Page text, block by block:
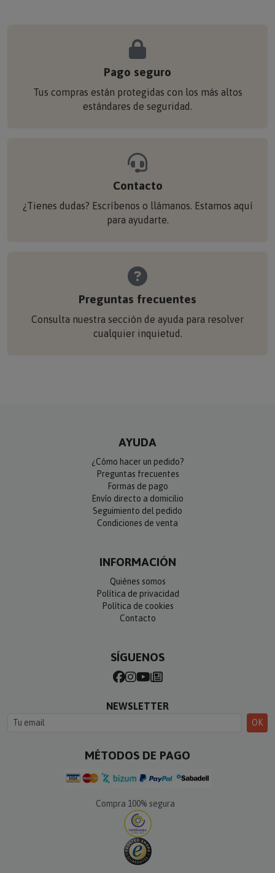
Pago seguro
Tus compras están protegidas con los más altos
estándares de seguridad.
Contacto
¿Tienes dudas? Escríbenos o llámanos. Estamos aquí
para ayudarte.
Preguntas frecuentes
Consulta nuestra sección de ayuda para resolver
cualquier inquietud.
AYUDA
¿Cómo hacer un pedido?
Preguntas frecuentes
Formas de pago
Envío directo a domicilio
Seguimiento del pedido
Condiciones de venta
INFORMACIÓN
Quiénes somos
Política de privacidad
Política de cookies
Contacto
SÍGUENOS
NEWSLETTER
OK
MÉTODOS DE PAGO
Compra 100% segura